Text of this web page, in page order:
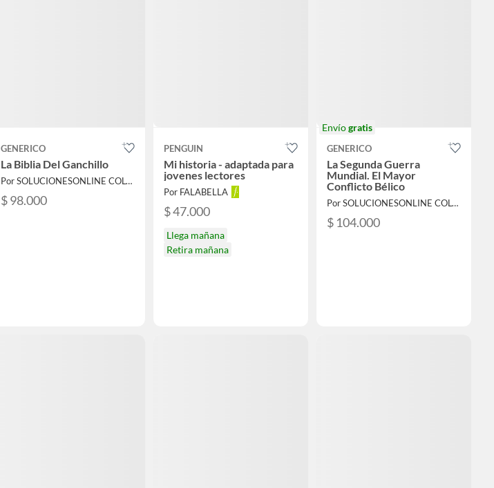
GENERICO
La Biblia Del Ganchillo
Por SOLUCIONESONLINE COLOMBIA SAS
$ 98.000
PENGUIN
Mi historia - adaptada para
jovenes lectores
Por FALABELLA
$ 47.000
Llega mañana
Retira mañana
Envíogratis
GENERICO
La Segunda Guerra
Mundial. El Mayor
Conflicto Bélico
Por SOLUCIONESONLINE COLOMBIA SAS
$ 104.000